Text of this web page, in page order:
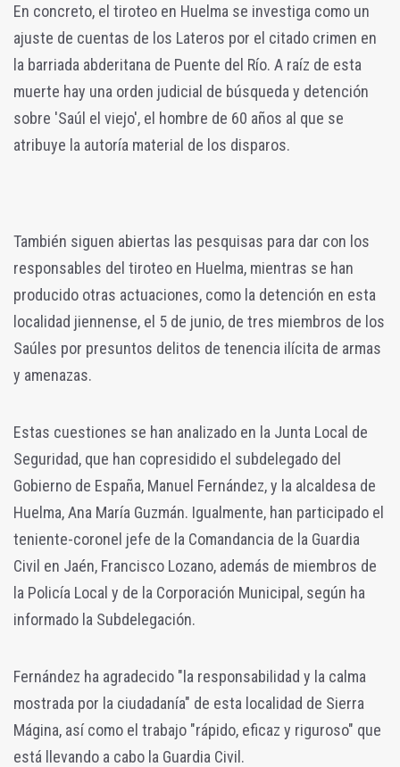
En concreto, el tiroteo en Huelma se investiga como un
ajuste de cuentas de los Lateros por el citado crimen en
la barriada abderitana de Puente del Río. A raíz de esta
muerte hay una orden judicial de búsqueda y detención
sobre 'Saúl el viejo', el hombre de 60 años al que se
atribuye la autoría material de los disparos.
También siguen abiertas las pesquisas para dar con los
responsables del tiroteo en Huelma, mientras se han
producido otras actuaciones, como la detención en esta
localidad jiennense, el 5 de junio, de tres miembros de los
Saúles por presuntos delitos de tenencia ilícita de armas
y amenazas.
Estas cuestiones se han analizado en la Junta Local de
Seguridad, que han copresidido el subdelegado del
Gobierno de España, Manuel Fernández, y la alcaldesa de
Huelma, Ana María Guzmán. Igualmente, han participado el
teniente-coronel jefe de la Comandancia de la Guardia
Civil en Jaén, Francisco Lozano, además de miembros de
la Policía Local y de la Corporación Municipal, según ha
informado la Subdelegación.
Fernández ha agradecido "la responsabilidad y la calma
mostrada por la ciudadanía" de esta localidad de Sierra
Mágina, así como el trabajo "rápido, eficaz y riguroso" que
está llevando a cabo la Guardia Civil.